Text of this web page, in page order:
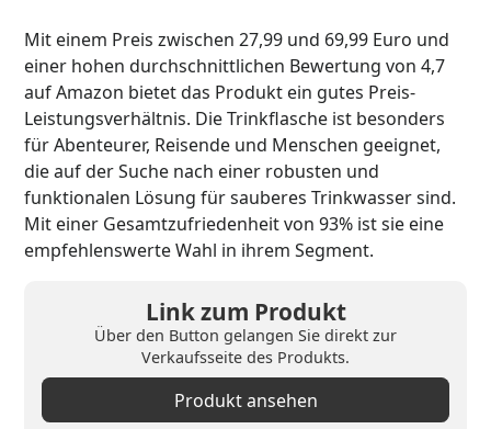
Mit einem Preis zwischen 27,99 und 69,99 Euro und
einer hohen durchschnittlichen Bewertung von 4,7
auf Amazon bietet das Produkt ein gutes Preis-
Leistungsverhältnis. Die Trinkflasche ist besonders
für Abenteurer, Reisende und Menschen geeignet,
die auf der Suche nach einer robusten und
funktionalen Lösung für sauberes Trinkwasser sind.
Mit einer Gesamtzufriedenheit von 93% ist sie eine
empfehlenswerte Wahl in ihrem Segment.
Link zum Produkt
Über den Button gelangen Sie direkt zur
Verkaufsseite des Produkts.
Produkt ansehen